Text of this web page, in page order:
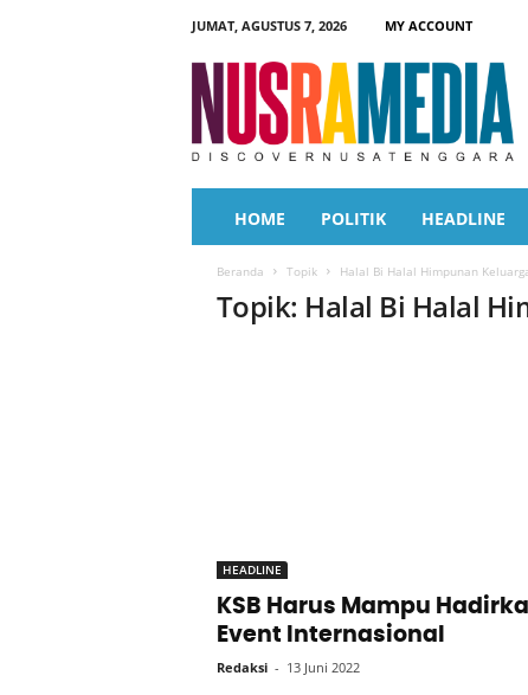
JUMAT, AGUSTUS 7, 2026
MY ACCOUNT
a
HOME POLITIK HEADLINE
Beranda Topik Halal Bi Halal Himpunan
Topik: Halal Bi Halal
HEADLINE
KSB Harus Mampu
Event Internasional
Redaksi - 13 Juni 2022